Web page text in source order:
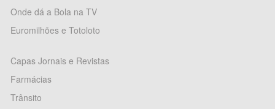
Onde dá a Bola na TV
Euromilhões e Totoloto
Capas Jornais e Revistas
Farmácias
Trânsito